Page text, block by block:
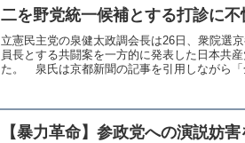
二を野党統一候補とする打診に不
立憲民主党の泉健太政調会長は26日、衆院選
員長とする共闘案を一方的に発表した日本共
た。 泉氏は京都新聞の記事を引用しながら「
【暴力革命】参政党への演説妨